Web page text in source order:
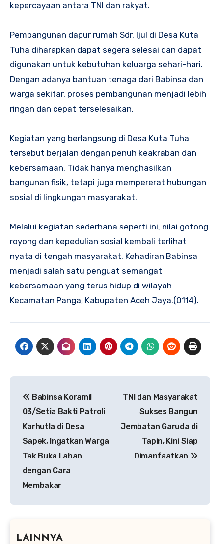
kepercayaan antara TNI dan rakyat.
Pembangunan dapur rumah Sdr. Ijul di Desa Kuta
Tuha diharapkan dapat segera selesai dan dapat
digunakan untuk kebutuhan keluarga sehari-hari.
Dengan adanya bantuan tenaga dari Babinsa dan
warga sekitar, proses pembangunan menjadi lebih
ringan dan cepat terselesaikan.
Kegiatan yang berlangsung di Desa Kuta Tuha
tersebut berjalan dengan penuh keakraban dan
kebersamaan. Tidak hanya menghasilkan
bangunan fisik, tetapi juga mempererat hubungan
sosial di lingkungan masyarakat.
Melalui kegiatan sederhana seperti ini, nilai gotong
royong dan kepedulian sosial kembali terlihat
nyata di tengah masyarakat. Kehadiran Babinsa
menjadi salah satu penguat semangat
kebersamaan yang terus hidup di wilayah
Kecamatan Panga, Kabupaten Aceh Jaya.(0114).
pos
Babinsa Koramil
03/Setia Bakti Patroli
Karhutla di Desa
Sapek, Ingatkan Warga
Tak Buka Lahan
dengan Cara
Membakar
TNI dan Masyarakat
Sukses Bangun
Jembatan Garuda di
Tapin, Kini Siap
Dimanfaatkan
LAINNYA